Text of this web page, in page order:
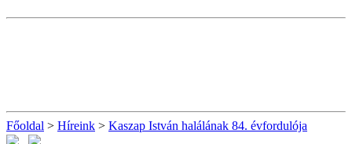
Főoldal > Híreink > Kaszap István halálának 84. évfordulója